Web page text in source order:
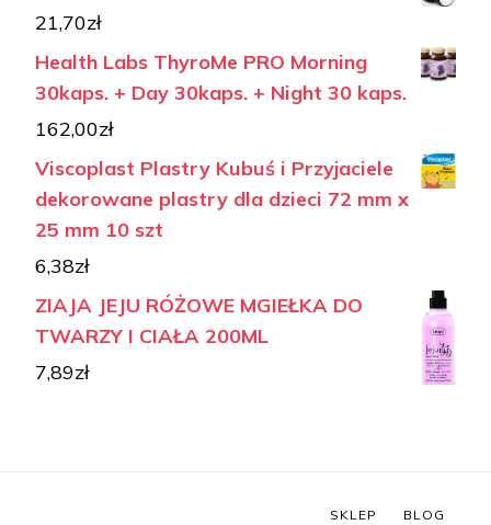
21,70zł
Health Labs ThyroMe PRO Morning
30kaps. + Day 30kaps. + Night 30 kaps.
162,00zł
Viscoplast Plastry Kubuś i Przyjaciele
dekorowane plastry dla dzieci 72 mm x
25 mm 10 szt
6,38zł
ZIAJA JEJU RÓŻOWE MGIEŁKA DO
TWARZY I CIAŁA 200ML
7,89zł
SKLEP BLOG